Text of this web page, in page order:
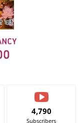
4,790
Subscribers